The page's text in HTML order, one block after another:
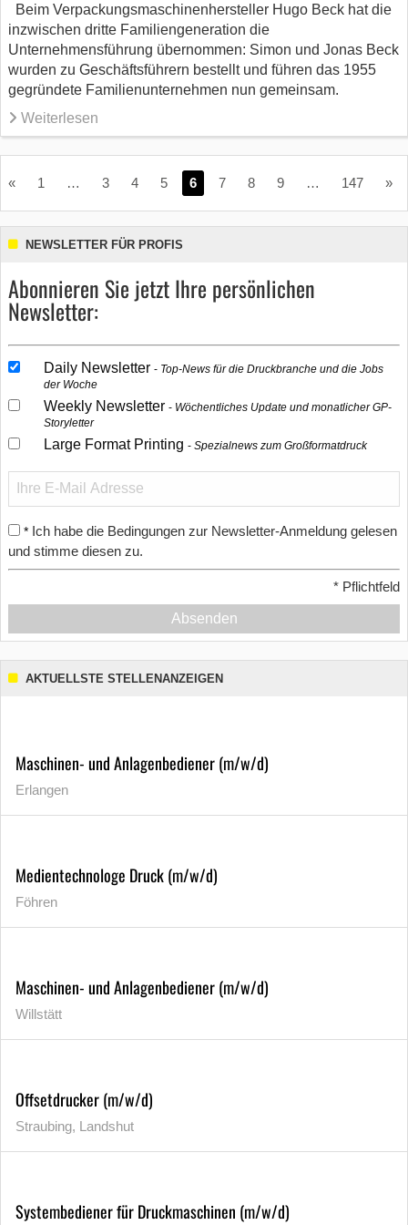
Beim Verpackungsmaschinenhersteller Hugo Beck hat die
inzwischen dritte Familiengeneration die
Unternehmensführung übernommen: Simon und Jonas Beck
wurden zu Geschäftsführern bestellt und führen das 1955
gegründete Familienunternehmen nun gemeinsam. ​
Weiterlesen
« 1 … 3 4 5 6 7 8 9 … 147 »
NEWSLETTER FÜR PROFIS
Abonnieren Sie jetzt Ihre persönlichen
Newsletter:
Daily Newsletter
Top-News für die Druckbranche und die Jobs
der Woche
Weekly Newsletter
Wöchentliches Update und monatlicher GP-
Storyletter
Large Format Printing Spezialnews zum Großformatdruck
* Ich habe die Bedingungen zur Newsletter-Anmeldung gelesen
und stimme diesen zu.
* Pflichtfeld
Absenden
AKTUELLSTE STELLENANZEIGEN
Maschinen- und Anlagenbediener (m/w/d)
Erlangen
Medientechnologe Druck (m/w/d)
Föhren
Maschinen- und Anlagenbediener (m/w/d)
Willstätt
Offsetdrucker (m/w/d)
Straubing, Landshut
Systembediener für Druckmaschinen (m/w/d)